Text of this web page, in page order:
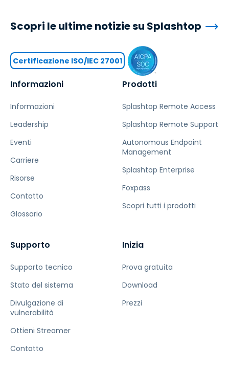
Informazioni
Informazioni
Leadership
Eventi
Carriere
Risorse
Contatto
Glossario
Prodotti
Splashtop Remote Access
Splashtop Remote Support
Autonomous Endpoint
Management
Splashtop Enterprise
Foxpass
Scopri tutti i prodotti
Supporto
Supporto tecnico
Stato del sistema
Divulgazione di
vulnerabilità
Ottieni Streamer
Contatto
Inizia
Prova gratuita
Download
Prezzi
Scopri le ultime notizie su Splashtop
Certificazione ISO/IEC 27001